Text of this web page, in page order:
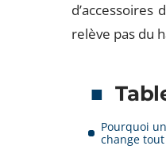
relève pas du
Pourquoi
change